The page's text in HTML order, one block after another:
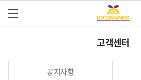
고객센터
공지사항